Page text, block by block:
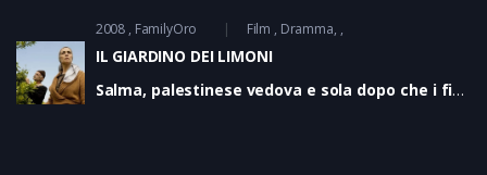
2008 FamilyOro Film Dramma
IL GIARDINO DEI LIMONI
Salma, palestinese vedova e sola dopo che i figli